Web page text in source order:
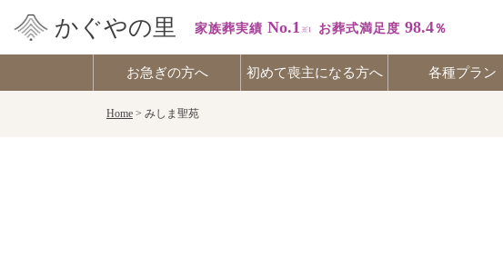
かぐやの里 家族葬実績 No.1 お葬式満足度 98.4％
お急ぎの方へ 初めて喪主になる方へ 各種プラン
Home > みしま聖苑